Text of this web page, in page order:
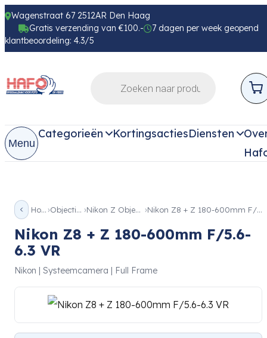
Wagenstraat 67 2512AR Den Haag
Gratis verzending van €100.-
7 dagen per week geopend
klantbeoordeling: 4.3/5
Menu
Categorieën KortingsactiesDiensten
Home Objectieven Nikon Z Objectieven Nikon Z8 + Z 180-600mm F/5.6-6.3 VR
Nikon Z8 + Z 180-600mm F/5.6-
6.3 VR
Nikon | Systeemcamera | Full Frame